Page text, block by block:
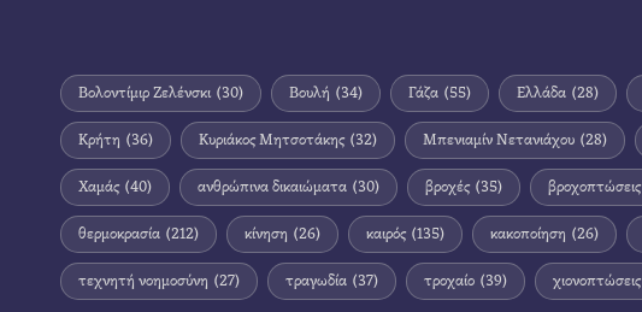
Βολοντίμιρ Ζελένσκι (30) Βουλή (34) Γάζα (55) Ελλάδα (28)
Κρήτη (36) Κυριάκος Μητσοτάκης (32) Μπενιαμίν Νετανιάχου (28)
Χαμάς (40) ανθρώπινα δικαιώματα (30) βροχές (35) βροχοπτώσεις
θερμοκρασία (212) κίνηση (26) καιρός (135) κακοποίηση (26)
τεχνητή νοημοσύνη (27) τραγωδία (37) τροχαίο (39) χιονοπτώσεις